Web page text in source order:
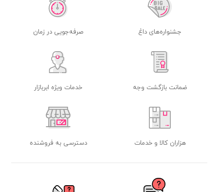
جشنواره‌های داغ صرفه‌جویی در زمان
ضمانت بازگشت وجه خدمات ویژه ابربازار
هزاران کالا و خدمات دسترسی به فروشنده